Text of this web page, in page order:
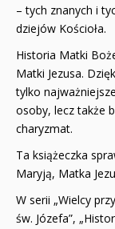
– tych znanych i
dziejów Kościoła.
Historia Matki
Matki Jezusa.
tylko
osoby, lecz także
charyzmat.
Ta książeczka
Maryją, Matka
W serii „Wielcy
św. Józefa”,